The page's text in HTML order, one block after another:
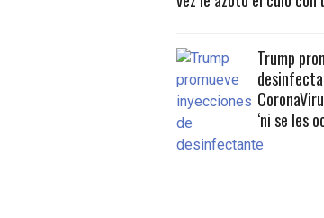
Trump
‘ni se les